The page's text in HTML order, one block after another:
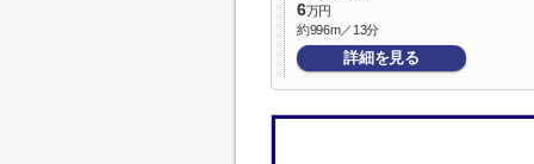
6万円
約996m／13分
詳細を見る